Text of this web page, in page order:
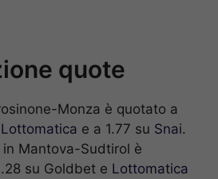
quote
Monza è quotato a
Lottomatica e a 1.77 su Snai.
in Mantova-Sudtirol è
su Goldbet e Lottomatica